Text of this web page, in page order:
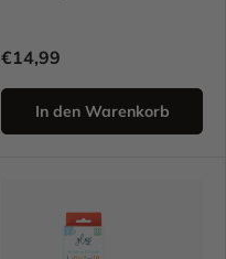
€14,99
In den Warenkorb